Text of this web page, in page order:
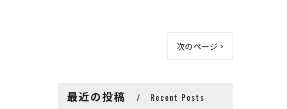
次のページ >
最近の投稿 Recent Posts